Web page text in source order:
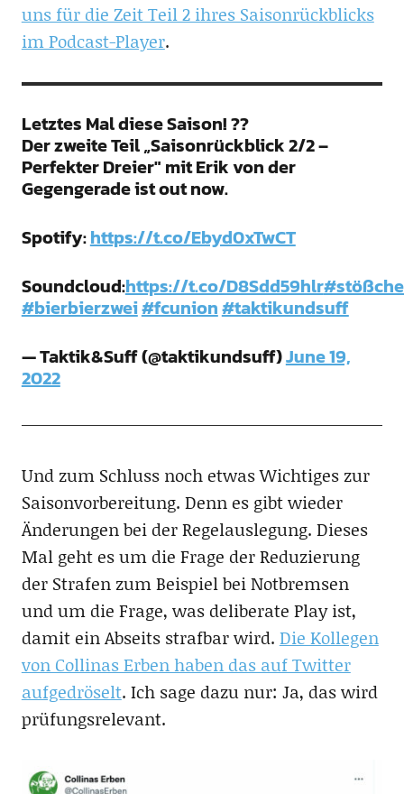
uns für die Zeit Teil 2 ihres Saisonrückblicks
im Podcast-Player.
Letztes Mal diese Saison! ??
Der zweite Teil „Saisonrückblick 2/2 –
Perfekter Dreier" mit Erik von der
Gegengerade ist out now.
Spotify:https://t.co/Ebyd0xTwCT
Soundcloud:https://t.co/D8Sdd59hlr
#bierbierzwei#fcunion#taktikundsuff
— Taktik&Suff (@taktikundsuff)June 19,
2022
Und zum Schluss noch etwas Wichtiges zur
Saisonvorbereitung. Denn es gibt wieder
Änderungen bei der Regelauslegung. Dieses
Mal geht es um die Frage der Reduzierung
der Strafen zum Beispiel bei Notbremsen
und um die Frage, was deliberate Play ist,
damit ein Abseits strafbar wird. Die Kollegen
von Collinas Erben haben das auf Twitter
aufgedröselt. Ich sage dazu nur: Ja, das wird
prüfungsrelevant.